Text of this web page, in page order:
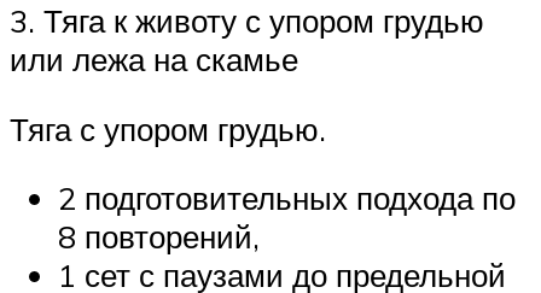
3. Тяга к животу с упором грудью
или лежа на скамье
Тяга с упором грудью.
2 подготовительных подхода по
8 повторений,
1 сет с паузами до предельной